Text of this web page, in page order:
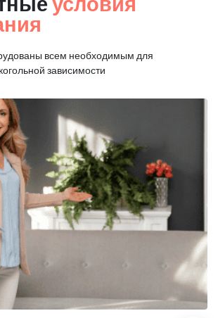
всем необходимым для
зависимости